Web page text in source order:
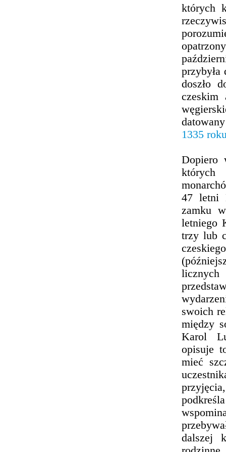
których
doszło
czeskim
1335
Dopiero
których
47 letni
zamku
letniego
trzy lub
swoich
między
Karol
opisuje
mieć
dalszej